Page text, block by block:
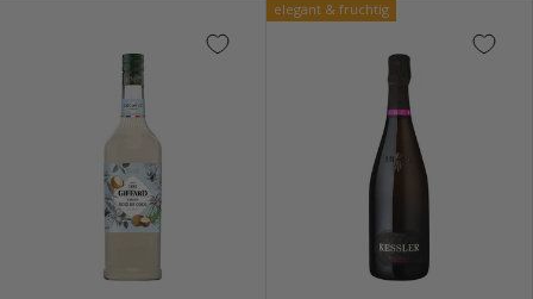
elegant & fruchtig